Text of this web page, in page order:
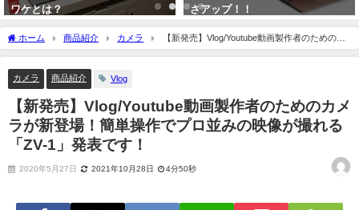
さアップ！！
さ比較
ホーム 商品紹介 カメラ
【新発売】Vlog/Youtube動画製作者のためのカ
メラが新登場！簡単操作でプロ並みの映像が撮れる「ZV-1」発表です！
カメラ 商品紹介 Vlog
【新発売】Vlog/Youtube動画製作者のためのカメ
ラが新登場！簡単操作でプロ並みの映像が撮れる
「ZV-1」発表です！
2020年5月27日 2021年10月28日 4分50秒